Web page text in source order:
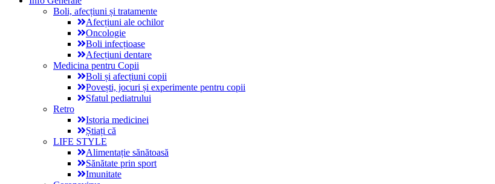
Boli, afecțiuni și tratamente
Afecțiuni ale ochilor
Oncologie
Boli infecțioase
Afecțiuni dentare
Medicina pentru Copii
Boli și afecțiuni copii
Povești, jocuri și experimente pentru copii
Sfatul pediatrului
Retro
Istoria medicinei
Știați că
LIFE STYLE
Alimentație sănătoasă
Sănătate prin sport
Imunitate